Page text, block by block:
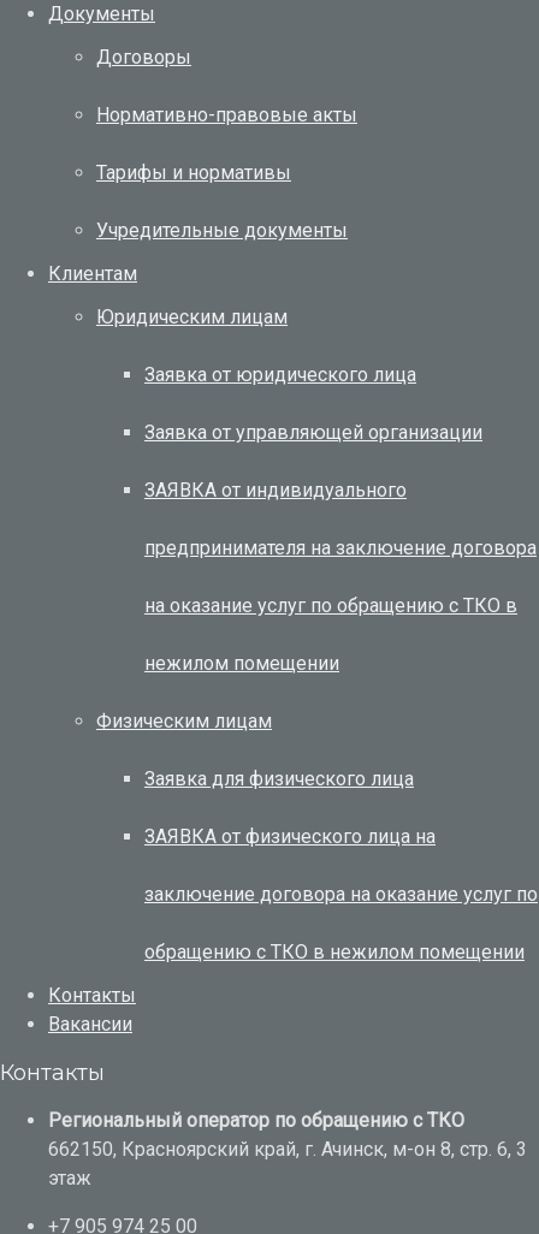
Документы
Договоры
Нормативно-правовые акты
Тарифы и нормативы
Учредительные документы
Клиентам
Юридическим лицам
Заявка от юридического лица
Заявка от управляющей организации
ЗАЯВКА от индивидуального
предпринимателя на заключение договора
на оказание услуг по обращению с ТКО в
нежилом помещении
Физическим лицам
Заявка для физического лица
ЗАЯВКА от физического лица на
заключение договора на оказание услуг по
обращению с ТКО в нежилом помещении
Контакты
Вакансии
Контакты
Региональный оператор по обращению с ТКО
662150, Красноярский край, г. Ачинск, м-он 8, стр. 6, 3
этаж
+7 905 974 25 00